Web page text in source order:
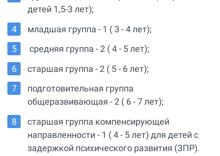
детей 1,5-3 лет);
младшая группа - 1 ( 3 - 4 лет);
средняя группа - 2 ( 4 - 5 лет);
старшая группа - 2 ( 5 - 6 лет);
подготовительная группа
общеразвивающая - 2 ( 6 - 7 лет);
старшая группа компенсирующей
направленности - 1 ( 4 - 5 лет) для детей с
задержкой психического развития (ЗПР).